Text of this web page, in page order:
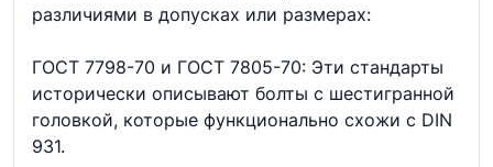
различиями в допусках или размерах:
ГОСТ 7798-70 и ГОСТ 7805-70: Эти стандарты
исторически описывают болты с шестигранной
головкой, которые функционально схожи с DIN
931.